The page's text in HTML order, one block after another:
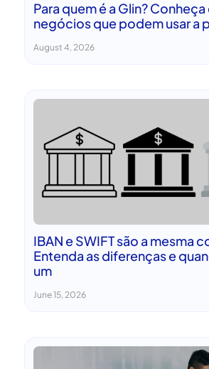
Para quem é a Glin?
negócios que podem usar a
August 4, 2026
IBAN e SWIFT são a mesma
Entenda as diferenças e
um
June 15, 2026